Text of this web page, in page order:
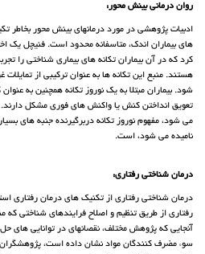
روان درمانی بینش محور:
ادبیات پژوهشی در مورد درمانهای بینش محور بخاطر
های بیماران اندک، متاسفانه محدود است. فنیچل یک
کرد که در آن بیماران تکانه های بیماری شناختی را
هستند. منبع این تکانه ها به عنوان ترکیبی از
شود. بیماران مبتلا به یک نوروز تکانه همچنین به
تعویق انداختن کنش یا واکنش های فوری مشکل
می شود، مفهوم نوروز تکانه دربرگیرنده جنبه های
نامیده می شود، است.
درمان شناختی رفتاری:
درمان شناختی رفتاری از تکنیک های درمان رفتاری
رفتاری از طریق تنظیم و اصلاح فرایندهای شناختی که
آنجایی که پژوهش مختلف، نقصانهای در توانایی های
سوء مضرف کنندگان مواد نشان داده است،